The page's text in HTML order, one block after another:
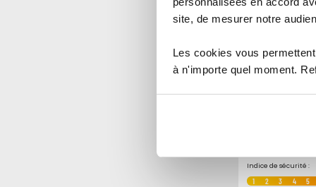
site, de mesurer notre
Les cookies vous
à n'importe quel moment.
Cylindre
Indice de sécurité :
1 2 3 4 5